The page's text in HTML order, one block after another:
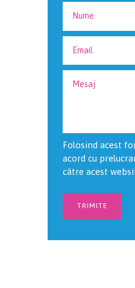
Folosind acest
acord cu
către acest